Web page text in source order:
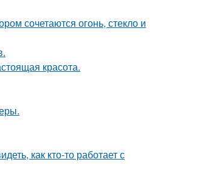
сочетаются огонь, стекло и
красота.
как кто-то работает с